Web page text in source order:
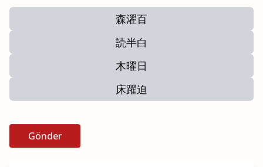
森濯百
読半白
木曜日
床躍迫
Gönder